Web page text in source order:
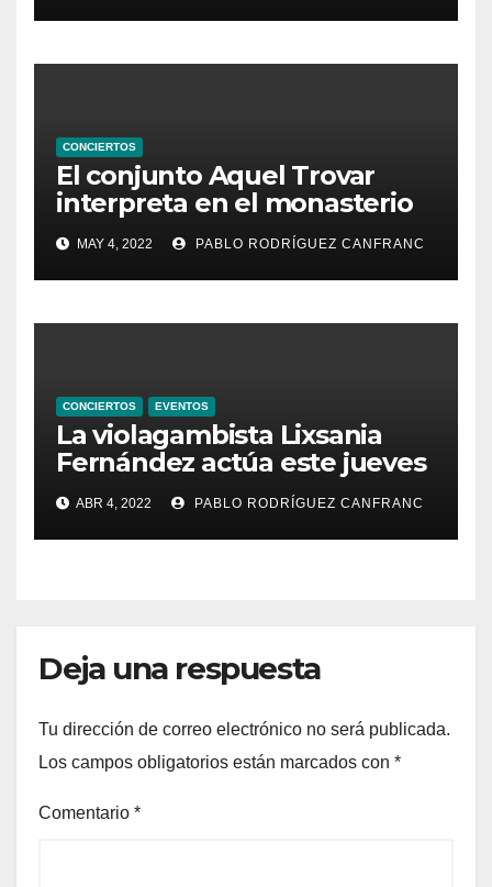
CONCIERTOS
El conjunto Aquel Trovar
interpreta en el monasterio
de Santa María de la
Valldigna las cantigas de
Alfonso X el Sabio
MAY 4, 2022 PABLO RODRÍGUEZ CANFRANC
CONCIERTOS EVENTOS
La violagambista Lixsania
Fernández actúa este jueves
en el ciclo de música en
directo de Fundación Cañada
Blanch
ABR 4, 2022 PABLO RODRÍGUEZ CANFRANC
Deja una respuesta
Tu dirección de correo electrónico no será publicada.
Los campos obligatorios están marcados con *
Comentario *